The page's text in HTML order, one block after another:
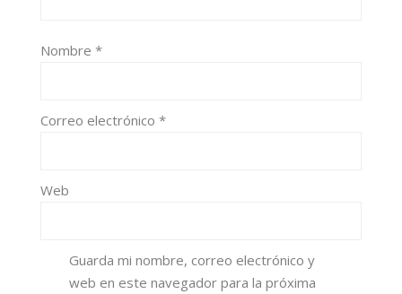
Nombre *
Correo electrónico *
Web
Guarda mi nombre, correo electrónico y
web en este navegador para la próxima